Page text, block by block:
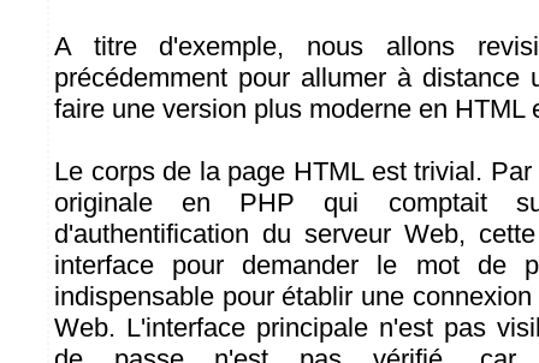
A titre d'exemple, nous allons
précédemment pour allumer à distance
faire une version plus moderne en HTML
Le corps de la page HTML est trivial.
originale en PHP qui comptait
d'authentification du serveur Web,
interface pour demander le mot de
indispensable pour établir une
Web. L'interface principale n'est pas